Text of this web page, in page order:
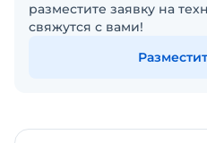
разместите заявку на
свяжутся с вами!